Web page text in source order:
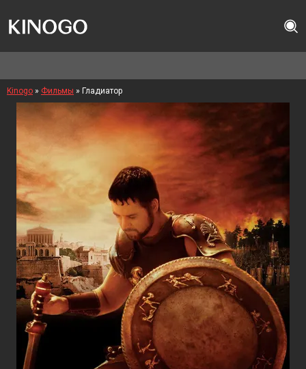
Kinogo » Фильмы » Гладиатор